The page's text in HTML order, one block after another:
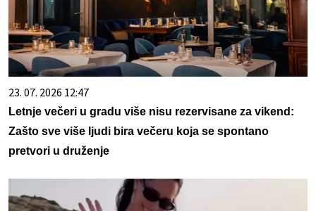
23. 07. 2026 12:47
Letnje večeri u gradu više nisu rezervisane za vikend:
Zašto sve više ljudi bira večeru koja se spontano
pretvori u druženje